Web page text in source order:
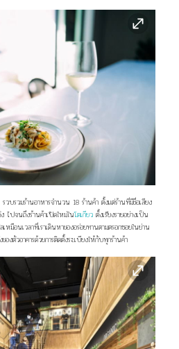
บรวมร้านอาหารจำนวน 18 ร้านค้า ตั้งแต่ร้านที่มีชื่อเสียง
ไปจนถึงร้านค้าเปิดใหม่ในโตเกียวตั้งเรียงรายอย่างเป็น
มือนเวลาที่เราเดินหาของอร่อยทานตามตรอกซอยในย่าน
องตัวอาคารด้วยการติดตั้งระเบียงให้กับทุกร้านค้า